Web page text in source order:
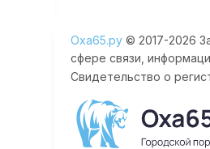
Оха65.ру © 2017-2026
сфере связи,
Свидетельство о